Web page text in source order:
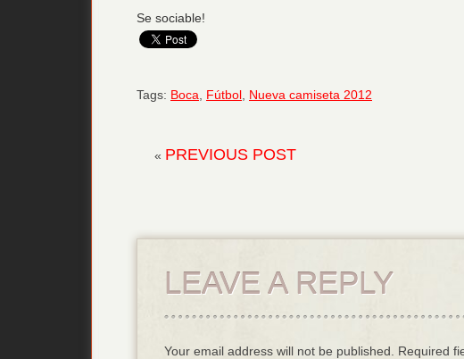
Se sociable!
Tags: Boca Fútbol Nueva camiseta 2012
« PREVIOUS POST
LEAVE A REPLY
Your email address will not be published. Required